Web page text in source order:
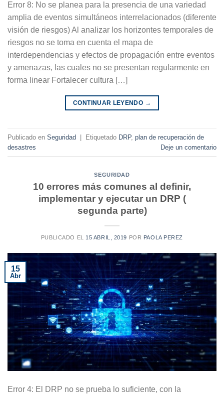
Error 8: No se planea para la presencia de una variedad
amplia de eventos simultáneos interrelacionados (diferente
visión de riesgos) Al analizar los horizontes temporales de
riesgos no se toma en cuenta el mapa de
interdependencias y efectos de propagación entre eventos
y amenazas, las cuales no se presentan regularmente en
forma linear Fortalecer cultura […]
CONTINUAR LEYENDO →
Publicado en Seguridad Etiquetado DRP, plan de recuperación de
desastres
Deje un comentario
SEGURIDAD
10 errores más comunes al definir,
implementar y ejecutar un DRP (
segunda parte)
PUBLICADO EL 15 ABRIL, 2019 POR PAOLA PEREZ
15
Abr
Error 4: El DRP no se prueba lo suficiente, con la